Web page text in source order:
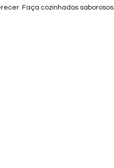
Faça cozinhados saborosos